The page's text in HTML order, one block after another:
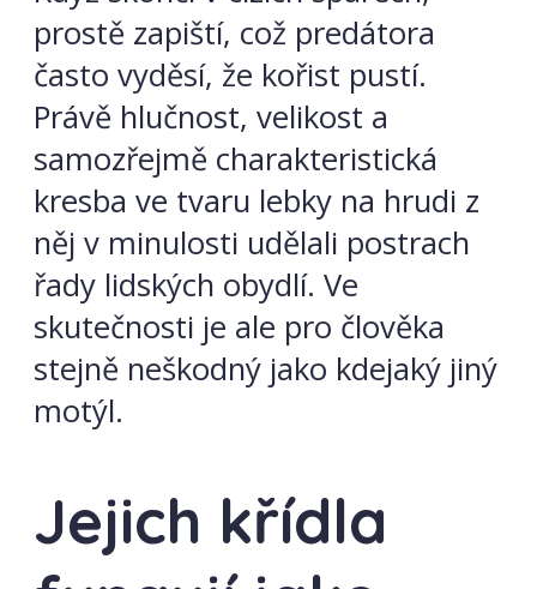
prostě zapiští, což predátora
často vyděsí, že kořist pustí.
Právě hlučnost, velikost a
samozřejmě charakteristická
kresba ve tvaru lebky na hrudi z
něj v minulosti udělali postrach
řady lidských obydlí. Ve
skutečnosti je ale pro člověka
stejně neškodný jako kdejaký jiný
motýl.
Jejich křídla